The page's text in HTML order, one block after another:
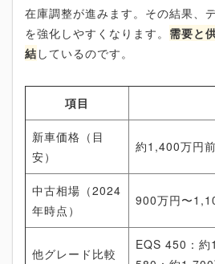
在庫調整が進みます。その結果、
を強化しやすくなります。 需要と
結 しているのです。
項目
新車価格（目
安）
約1,400万円
中古相場（2024
年時点）
900万円〜
他グレード比較
EQS 450：